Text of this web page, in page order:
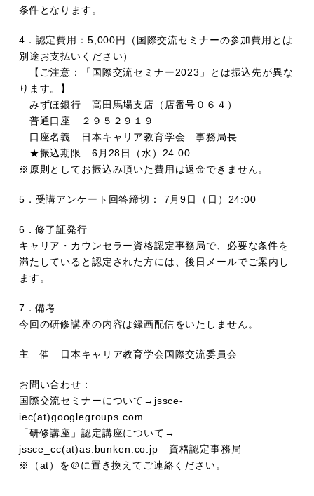
条件となります。
4．認定費用：5,000円（国際交流セミナーの参加費用とは
別途お支払いください）
【ご注意：「国際交流セミナー2023」とは振込先が異な
ります。】
みずほ銀行 高田馬場支店（店番号０６４）
普通口座 ２９５２９１９
口座名義 日本キャリア教育学会 事務局長
★振込期限 6月28日（水）24:00
※原則としてお振込み頂いた費用は返金できません。
5．受講アンケート回答締切： 7月9日（日）24:00
6．修了証発行
キャリア・カウンセラー資格認定事務局で、必要な条件を
満たしていると認定された方には、後日メールでご案内し
ます。
7．備考
今回の研修講座の内容は録画配信をいたしません。
主 催 日本キャリア教育学会国際交流委員会
お問い合わせ：
国際交流セミナーについて→jssce-
iec(at)googlegroups.com
「研修講座」認定講座について→
jssce_cc(at)as.bunken.co.jp 資格認定事務局
※（at）を＠に置き換えてご連絡ください。